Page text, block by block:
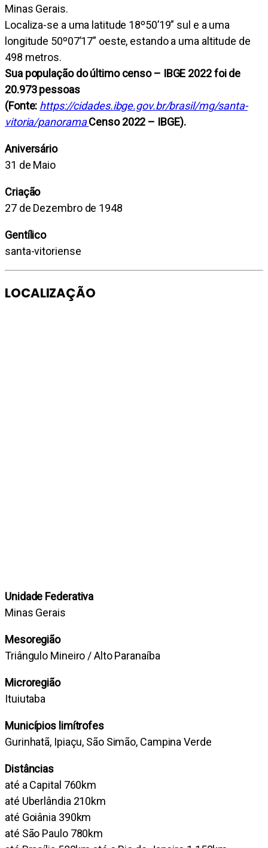
Minas Gerais.
Localiza-se a uma latitude 18º50’19” sul e a uma
longitude 50º07’17” oeste, estando a uma altitude de
498 metros.
Sua população do último censo – IBGE 2022 foi de
20.973 pessoas
(Fonte: https://cidades.ibge.gov.br/brasil/mg/santa-
vitoria/panoramaCenso 2022 – IBGE).
Aniversário
31 de Maio
Criação
27 de Dezembro de 1948
Gentílico
santa-vitoriense
LOCALIZAÇÃO
Unidade Federativa
Minas Gerais
Mesoregião
Triângulo Mineiro / Alto Paranaíba
Microregião
Ituiutaba
Municípios limítrofes
Gurinhatã, Ipiaçu, São Simão, Campina Verde
Distâncias
até a Capital 760km
até Uberlândia 210km
até Goiânia 390km
até São Paulo 780km